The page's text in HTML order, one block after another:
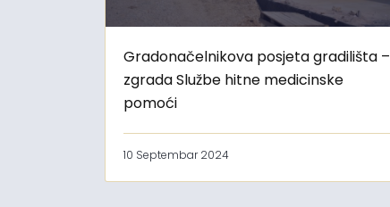
Gradonačelnikova posjeta gradilišta –
zgrada Službe hitne medicinske
pomoći
10 Septembar 2024